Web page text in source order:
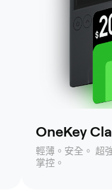
OneKey
輕薄。安全。 超
掌控。